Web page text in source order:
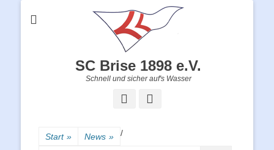
SC Brise 1898 e.V.
Schnell und sicher auf's Wasser
Facebook
Start » News » /